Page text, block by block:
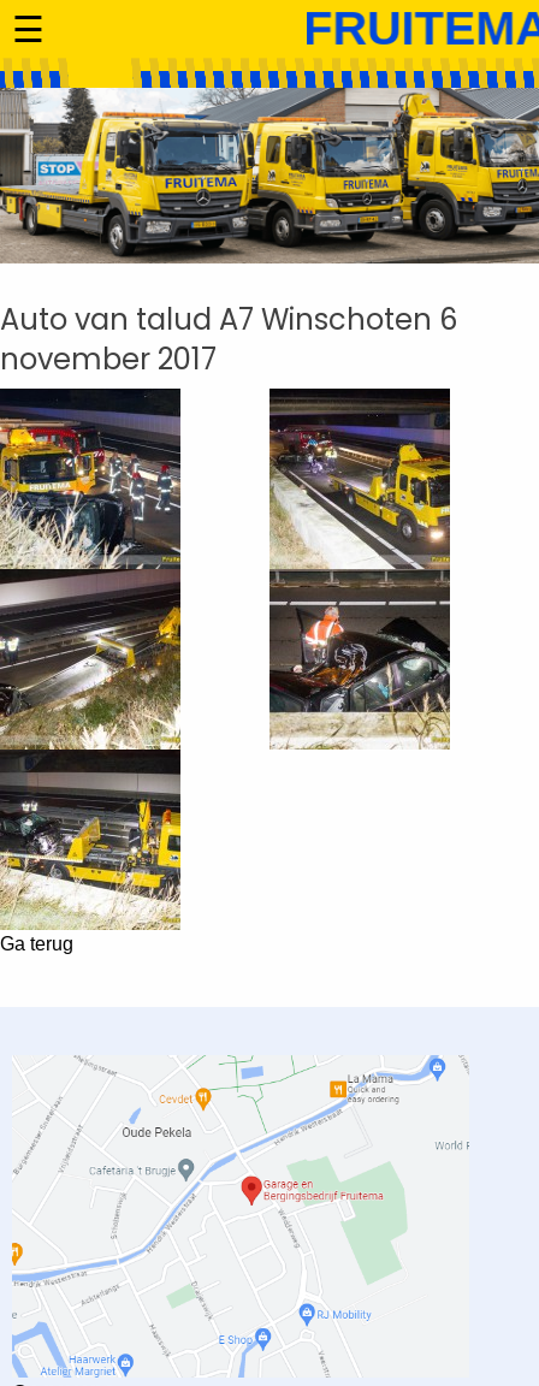
☰
Auto van talud A7 Winschoten 6
november 2017
Ga terug